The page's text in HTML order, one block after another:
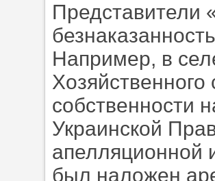
Представители
Например, в
собственности
Украинской
апелляционной
был наложен